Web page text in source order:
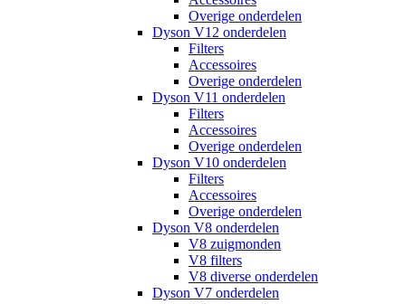
Overige onderdelen
Dyson V12 onderdelen
Filters
Accessoires
Overige onderdelen
Dyson V11 onderdelen
Filters
Accessoires
Overige onderdelen
Dyson V10 onderdelen
Filters
Accessoires
Overige onderdelen
Dyson V8 onderdelen
V8 zuigmonden
V8 filters
V8 diverse onderdelen
Dyson V7 onderdelen